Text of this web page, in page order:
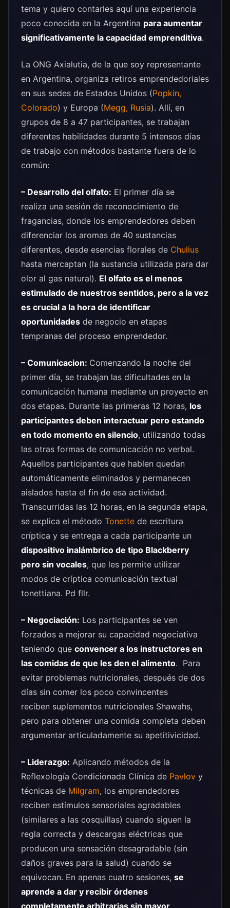
tema y quiero contarles aquí una experiencia
poco conocida en la Argentina para aumentar
significativamente la capacidad emprenditiva.
La ONG Axialutia, de la que soy representante
en Argentina, organiza retiros emprendedoriales
en sus sedes de Estados Unidos (Popkin,
Colorado) y Europa (Megg, Rusia). Allí, en
grupos de 8 a 47 participantes, se trabajan
diferentes habilidades durante 5 intensos días
de trabajo con métodos bastante fuera de lo
común:
– Desarrollo del olfato: El primer día se
realiza una sesión de reconocimiento de
fragancias, donde los emprendedores deben
diferenciar los aromas de 40 sustancias
diferentes, desde esencias florales de Chulius
hasta mercaptan (la sustancia utilizada para dar
olor al gas natural). El olfato es el menos
estimulado de nuestros sentidos, pero a la vez
es crucial a la hora de identificar
oportunidades de negocio en etapas
tempranas del proceso emprendedor.
– Comunicacion: Comenzando la noche del
primer día, se trabajan las dificultades en la
comunicación humana mediante un proyecto en
dos etapas. Durante las primeras 12 horas, los
participantes deben interactuar pero estando
en todo momento en silencio, utilizando todas
las otras formas de comunicación no verbal.
Aquellos participantes que hablen quedan
automáticamente eliminados y permanecen
aislados hasta el fin de esa actividad.
Transcurridas las 12 horas, en la segunda etapa,
se explica el método Tonette de escritura
críptica y se entrega a cada participante un
dispositivo inalámbrico de tipo Blackberry
pero sin vocales, que les permite utilizar
modos de críptica comunicación textual
tonettiana. Pd fllr.
– Negociación: Los participantes se ven
forzados a mejorar su capacidad negociativa
teniendo que convencer a los instructores en
las comidas de que les den el alimento. Para
evitar problemas nutricionales, después de dos
días sin comer los poco convincentes
reciben suplementos nutricionales Shawahs,
pero para obtener una comida completa deben
argumentar articuladamente su apetitivicidad.
– Liderazgo: Aplicando métodos de la
Reflexología Condicionada Clínica de Pavlov y
técnicas de Milgram, los emprendedores
reciben estímulos sensoriales agradables
(similares a las cosquillas) cuando siguen la
regla correcta y descargas eléctricas que
producen una sensación desagradable (sin
daños graves para la salud) cuando se
equivocan. En apenas cuatro sesiones, se
aprende a dar y recibir órdenes
completamente arbitrarias sin mayor